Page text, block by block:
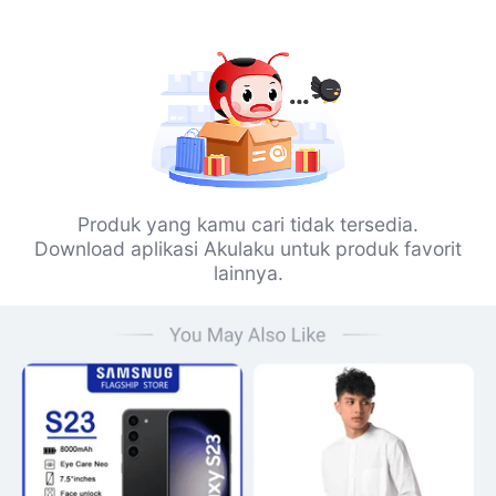
Produk yang kamu cari tidak tersedia.
Download aplikasi Akulaku untuk produk favorit
lainnya.